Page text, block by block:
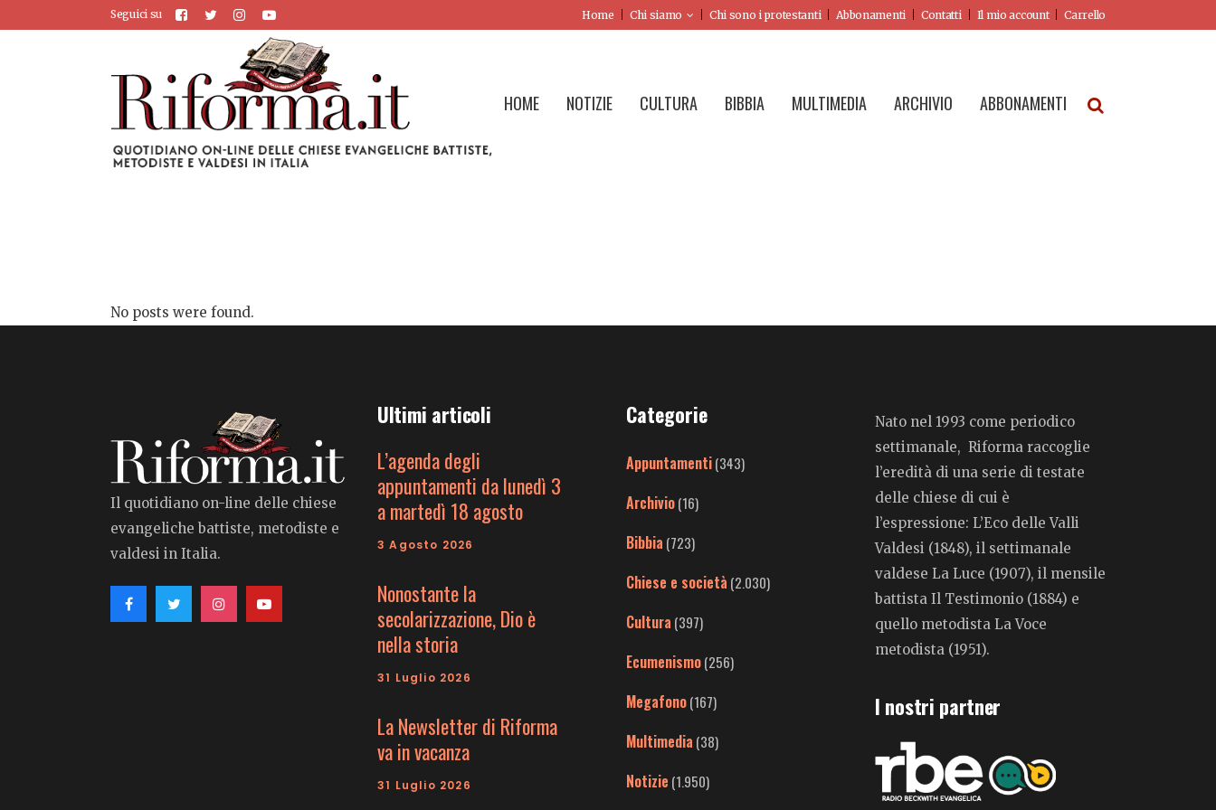
Seguici su Home Chi siamo Chi sono i protestanti Abbonamenti Contatti Il mio account Carrello
HOME NOTIZIE CULTURA BIBBIA MULTIMEDIA ARCHIVIO ABBONAMENTI
No posts were found.
Il quotidiano on-line delle chiese
evangeliche battiste, metodiste e
valdesi in Italia.
Ultimi articoli
L’agenda degli
appuntamenti da lunedì 3
a martedì 18 agosto
3 Agosto 2026
Nonostante la
secolarizzazione, Dio è
nella storia
31 Luglio 2026
La Newsletter di Riforma
va in vacanza
31 Luglio 2026
Categorie
Appuntamenti(343)
Archivio(16)
Bibbia (723)
Chiese e società (2.030)
Cultura (397)
Ecumenismo(256)
Megafono(167)
Multimedia (38)
Notizie (1.950)
Nato nel 1993 come periodico
settimanale, Riforma raccoglie
l’eredità di una serie di testate
delle chiese di cui è
l’espressione: L’Eco delle Valli
Valdesi (1848), il settimanale
valdese La Luce (1907), il mensile
battista Il Testimonio (1884) e
quello metodista La Voce
metodista (1951).
I nostri partner